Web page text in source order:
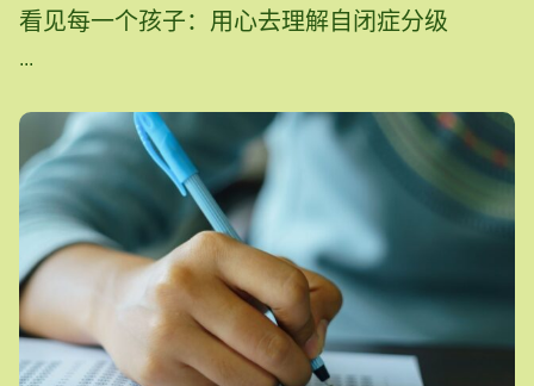
看见每一个孩子：用心去理解自闭症分级
...